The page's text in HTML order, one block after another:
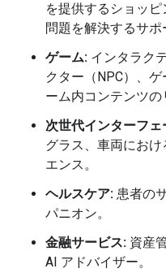
を提供するショッ
問題を解決するサポ
ゲーム: インタラク
クター（NPC）、
ーム内コンテンツの
次世代インターフェ
グラス、車両にお
エンス。
ヘルスケア: 患者の
パニオン。
金融サービス: 資産
AI アドバイザー。